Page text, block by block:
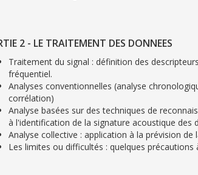
2 - LE TRAITEMENT DES DONNEES
Traitement du signal : définition des
fréquentiel.
Analyses conventionnelles (analyse
corrélation)
Analyse basées sur des techniques de
à l'identification de la signature acoustique
Analyse collective : application à la prévision de
Les limites ou difficultés : quelques précautions